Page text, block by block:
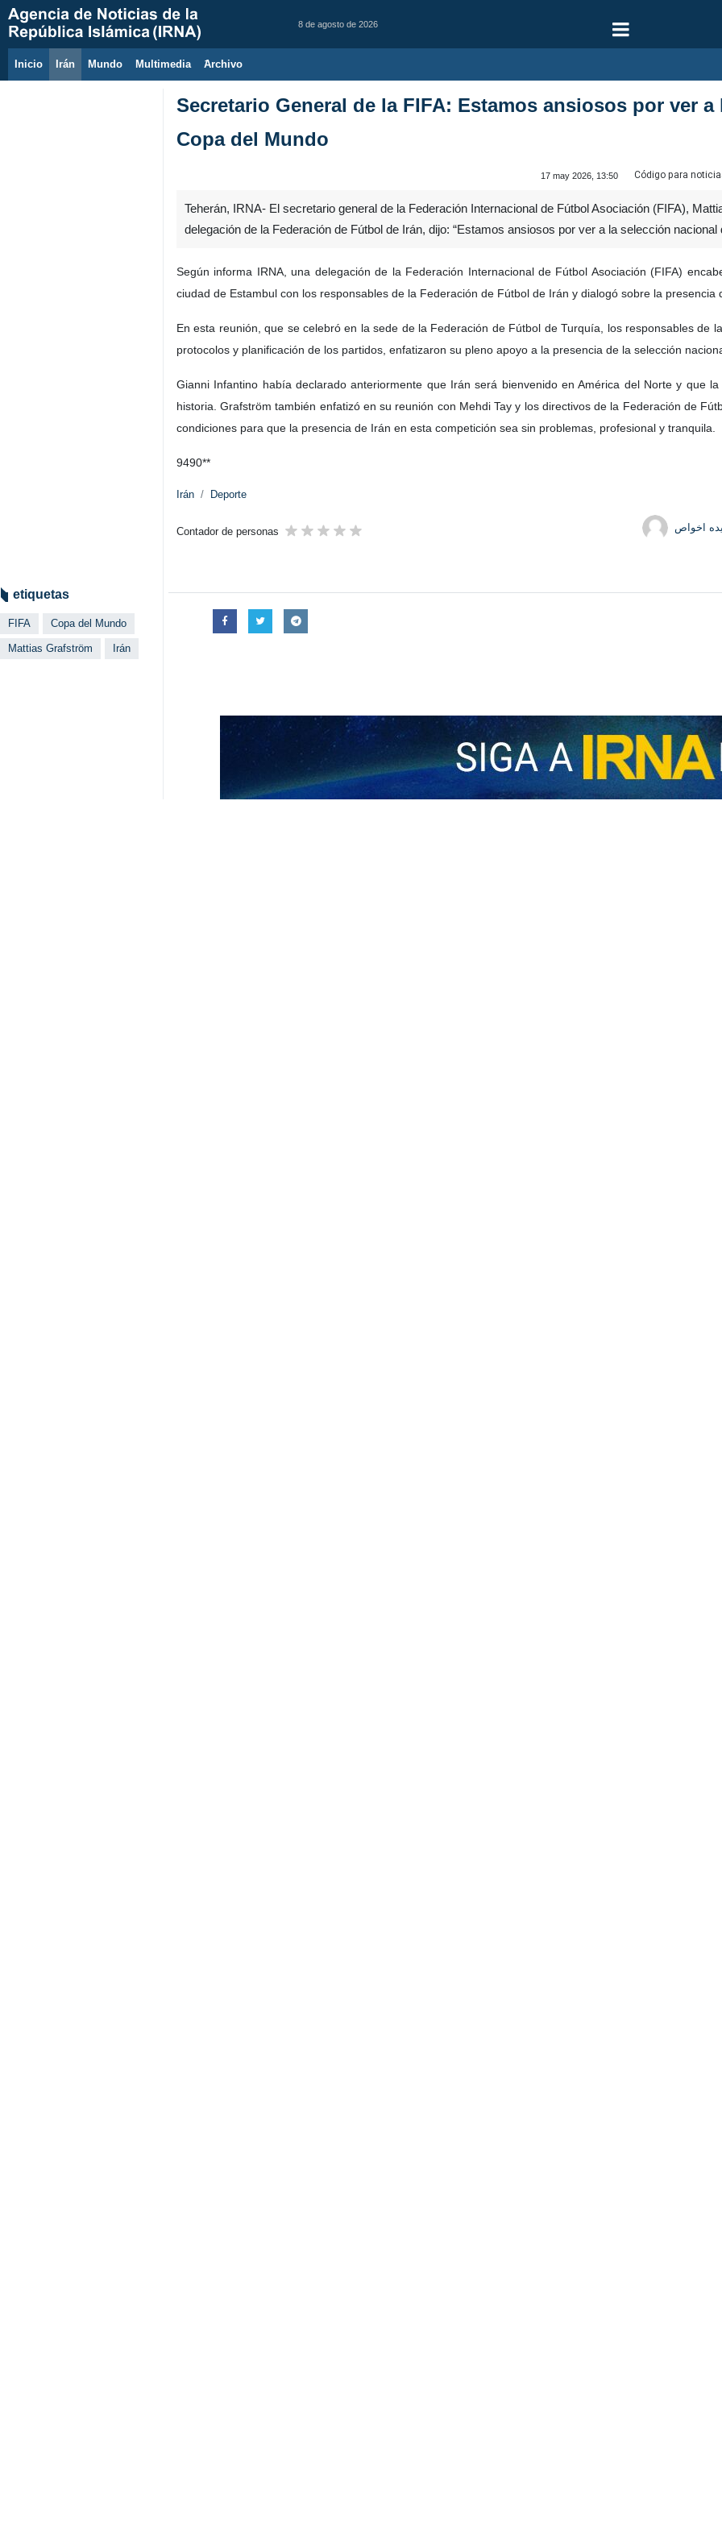
8 de agosto de 2026
Inicio Irán Mundo Multimedia َArchivo
Secretario General de la FIFA: Estamos ansiosos por ver
Copa del Mundo
17 may 2026, 13:50 Código para
Teherán, IRNA- El secretario general de la Federación Internacional de Fútbol Asociación (FIFA),
delegación de la Federación de Fútbol de Irán, dijo: “Estamos ansiosos por ver a la selección nacional
Según informa IRNA, una delegación de la Federación Internacional de Fútbol Asociación (FIFA)
ciudad de Estambul con los responsables de la Federación de Fútbol de Irán y dialogó sobre la
En esta reunión, que se celebró en la sede de la Federación de Fútbol de Turquía, los responsables de
protocolos y planificación de los partidos, enfatizaron su pleno apoyo a la presencia de la selección
Gianni Infantino había declarado anteriormente que Irán será bienvenido en América del Norte y que
historia. Grafström también enfatizó en su reunión con Mehdi Tay y los directivos de la Federación de
condiciones para que la presencia de Irán en esta competición sea sin problemas, profesional y tranquila.
9490**
Irán Deporte
Contador de personas اخواص
etiquetas
FIFA Copa del Mundo
Mattias Grafström Irán